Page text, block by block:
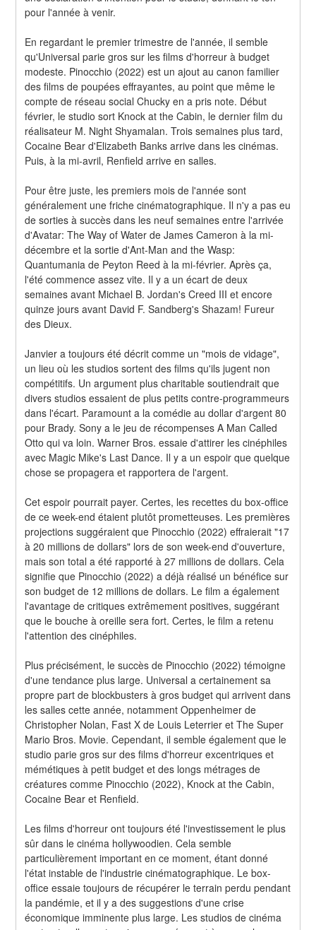
pour l'année à venir.
En regardant le premier trimestre de l'année, il semble
qu'Universal parie gros sur les films d'horreur à budget
modeste. Pinocchio (2022) est un ajout au canon familier
des films de poupées effrayantes, au point que même le
compte de réseau social Chucky en a pris note. Début
février, le studio sort Knock at the Cabin, le dernier film du
réalisateur M. Night Shyamalan. Trois semaines plus tard,
Cocaine Bear d'Elizabeth Banks arrive dans les cinémas.
Puis, à la mi-avril, Renfield arrive en salles.
Pour être juste, les premiers mois de l'année sont
généralement une friche cinématographique. Il n'y a pas eu
de sorties à succès dans les neuf semaines entre l'arrivée
d'Avatar: The Way of Water de James Cameron à la mi-
décembre et la sortie d'Ant-Man and the Wasp:
Quantumania de Peyton Reed à la mi-février. Après ça,
l'été commence assez vite. Il y a un écart de deux
semaines avant Michael B. Jordan's Creed III et encore
quinze jours avant David F. Sandberg's Shazam! Fureur
des Dieux.
Janvier a toujours été décrit comme un "mois de vidage",
un lieu où les studios sortent des films qu'ils jugent non
compétitifs. Un argument plus charitable soutiendrait que
divers studios essaient de plus petits contre-programmeurs
dans l'écart. Paramount a la comédie au dollar d'argent 80
pour Brady. Sony a le jeu de récompenses A Man Called
Otto qui va loin. Warner Bros. essaie d'attirer les cinéphiles
avec Magic Mike's Last Dance. Il y a un espoir que quelque
chose se propagera et rapportera de l'argent.
Cet espoir pourrait payer. Certes, les recettes du box-office
de ce week-end étaient plutôt prometteuses. Les premières
projections suggéraient que Pinocchio (2022) effraierait "17
à 20 millions de dollars" lors de son week-end d'ouverture,
mais son total a été rapporté à 27 millions de dollars. Cela
signifie que Pinocchio (2022) a déjà réalisé un bénéfice sur
son budget de 12 millions de dollars. Le film a également
l'avantage de critiques extrêmement positives, suggérant
que le bouche à oreille sera fort. Certes, le film a retenu
l'attention des cinéphiles.
Plus précisément, le succès de Pinocchio (2022) témoigne
d'une tendance plus large. Universal a certainement sa
propre part de blockbusters à gros budget qui arrivent dans
les salles cette année, notamment Oppenheimer de
Christopher Nolan, Fast X de Louis Leterrier et The Super
Mario Bros. Movie. Cependant, il semble également que le
studio parie gros sur des films d'horreur excentriques et
mémétiques à petit budget et des longs métrages de
créatures comme Pinocchio (2022), Knock at the Cabin,
Cocaine Bear et Renfield.
Les films d'horreur ont toujours été l'investissement le plus
sûr dans le cinéma hollywoodien. Cela semble
particulièrement important en ce moment, étant donné
l'état instable de l'industrie cinématographique. Le box-
office essaie toujours de récupérer le terrain perdu pendant
la pandémie, et il y a des suggestions d'une crise
économique imminente plus large. Les studios de cinéma